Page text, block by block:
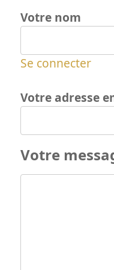
Votre nom
Se connecter
Votre adresse
Votre